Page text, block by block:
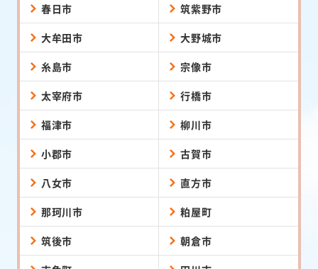
春日市 筑紫野市
大牟田市 大野城市
糸島市 宗像市
太宰府市 行橋市
福津市 柳川市
小郡市 古賀市
八女市 直方市
那珂川市 粕屋町
筑後市 朝倉市